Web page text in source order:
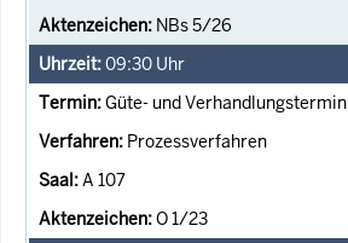
NBs 5/26
09:30 Uhr
Güte- und Verhandlungstermin
Prozessverfahren
A 107
O 1/23